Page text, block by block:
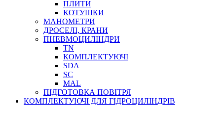
ПЛИТИ
КОТУШКИ
МАНОМЕТРИ
ДРОСЕЛІ, КРАНИ
ПНЕВМОЦИЛІНДРИ
TN
КОМПЛЕКТУЮЧІ
SDA
SC
MAL
ПІДГОТОВКА ПОВІТРЯ
КОМПЛЕКТУЮЧІ ДЛЯ ГІДРОЦИЛІНДРІВ